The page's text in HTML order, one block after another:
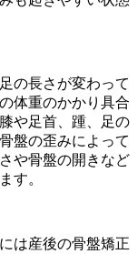
の長さが変わって
体重のかかり具合
や足首、踵、足の
盤の歪みによって
や骨盤の開きなど
す。
は産後の骨盤矯正